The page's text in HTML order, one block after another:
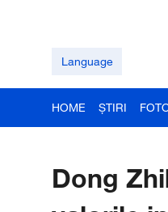
Language
HOME ȘTIRI
Dong